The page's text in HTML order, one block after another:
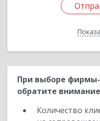
При выборе
обратите
Количество